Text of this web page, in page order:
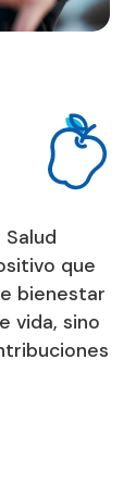
que
bienestar
vida, sino